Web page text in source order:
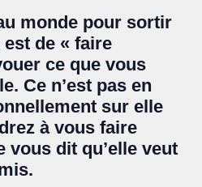
monde pour sortir
est de « faire
ce que vous
Ce n’est pas en
sur elle
à vous faire
vous dit qu’elle veut